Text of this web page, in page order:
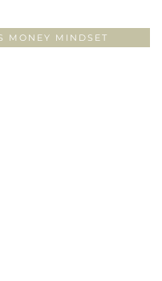
MONEY MINDSET